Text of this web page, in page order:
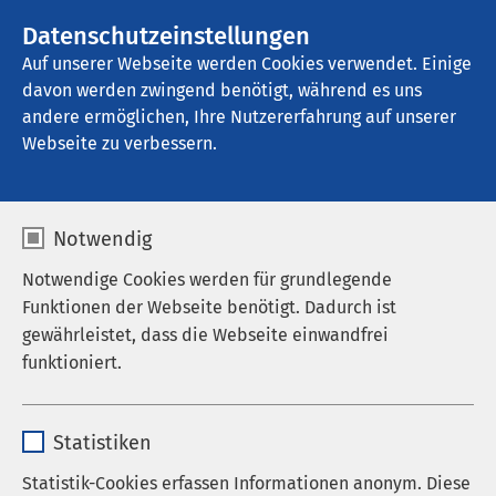
Datenschutzeinstellungen
Auf unserer Webseite werden Cookies verwendet. Einige
davon werden zwingend benötigt, während es uns
andere ermöglichen, Ihre Nutzererfahrung auf unserer
Webseite zu verbessern.
Notwendig
Notwendige Cookies werden für grundlegende
Funktionen der Webseite benötigt. Dadurch ist
gewährleistet, dass die Webseite einwandfrei
funktioniert.
Anbieter sgalinski
Statistiken
Statistik-Cookies erfassen Informationen anonym. Diese
AMEOS Klinikum St. Clemens Oberhausen
Kontakt
Anrede
Nachname*